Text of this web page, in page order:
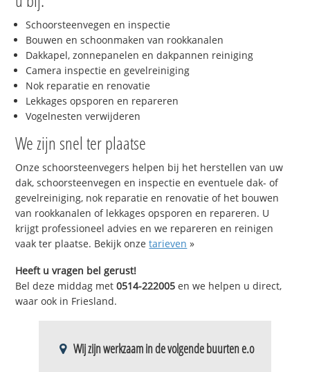
Schoorsteenvegen en inspectie
Bouwen en schoonmaken van rookkanalen
Dakkapel, zonnepanelen en dakpannen reiniging
Camera inspectie en gevelreiniging
Nok reparatie en renovatie
Lekkages opsporen en repareren
Vogelnesten verwijderen
We zijn snel ter plaatse
Onze schoorsteenvegers helpen bij het herstellen van uw
dak, schoorsteenvegen en inspectie en eventuele dak- of
gevelreiniging, nok reparatie en renovatie of het bouwen
van rookkanalen of lekkages opsporen en repareren. U
krijgt professioneel advies en we repareren en reinigen
vaak ter plaatse. Bekijk onzetarieven »
Heeft u vragen bel gerust!
Bel deze middag met0514-222005 en we helpen u direct,
waar ook in Friesland.
Wij zijn werkzaam in de volgende buurten e.o